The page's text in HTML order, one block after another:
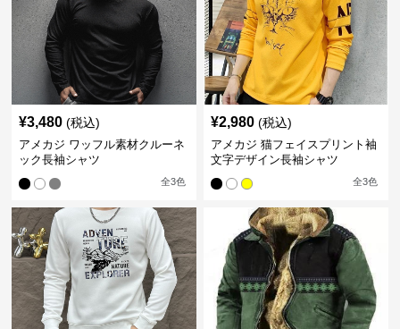
¥3,480 (税込)
アメカジ ワッフル素材クルーネ
ック長袖シャツ
全3色
¥2,980 (税込)
アメカジ 猫フェイスプリント袖
文字デザイン長袖シャツ
全3色